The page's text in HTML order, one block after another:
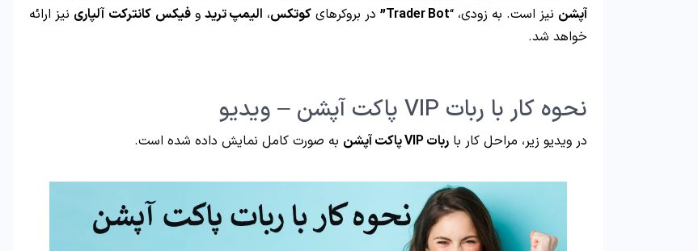
آپشن نیز است. به زودی، “Trader Bot” در بروکرهای کوتکس، الیمپ ترید و فیکس کانترکت آلپاری نیز ارائه
خواهد شد.
نحوه کار با ربات VIP پاکت آپشن – ویدیو
در ویدیو زیر، مراحل کار با ربات VIP پاکت آپشن به صورت کامل نمایش داده شده است.